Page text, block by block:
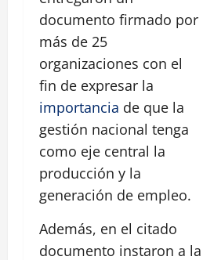
documento firmado por
más de 25
organizaciones con el
fin de expresar la
importancia de que la
gestión nacional tenga
como eje central la
producción y la
generación de empleo.
Además, en el citado
documento instaron a la